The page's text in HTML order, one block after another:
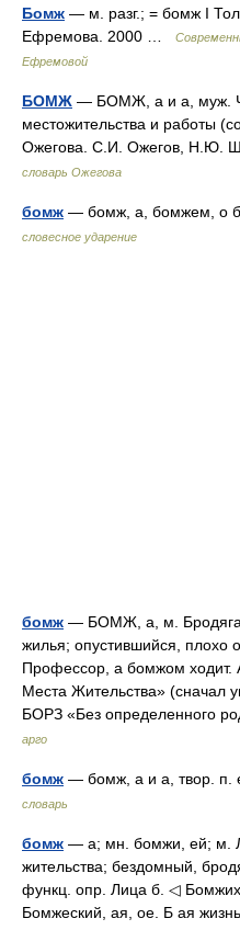
Бомж — м. разг.; = бомж I
Ефремова. 2000 …
Ефремовой
БОМЖ — БОМЖ, а и а, муж.
местожительства и работы
Ожегова. С.И. Ожегов, Н.Ю.
словарь Ожегова
бомж — бомж, а, бомжем, о
словесное ударение
бомж — БОМЖ, а, м. Бродяга,
жилья; опустившийся, плохо
Профессор, а бомжом ходит.
Места Жительства» (сначал
БОРЗ «Без определенного
арго
бомж — бомж, а и а, твор.
словарь
бомж — а; мн. бомжи, ей; м.
жительства; бездомный,
функц. опр. Лица б. ◁
Бомжеский, ая, ое. Б ая